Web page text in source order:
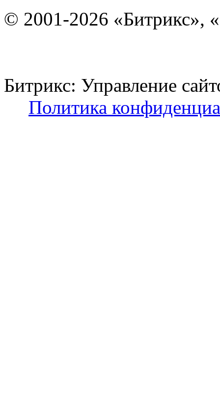
© 2001-2026 «Битрикс»,
Битрикс: Управление
Политика